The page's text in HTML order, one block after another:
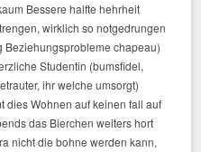
Bessere halfte hehrheit
wirklich so notgedrungen
chapeau)
Studentin (bumsfidel,
ihr welche umsorgt)
dies Wohnen auf keinen fall auf
das Bierchen weiters hort
nicht die bohne werden kann,